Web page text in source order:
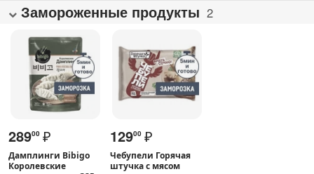
Замороженные продукты 2
28900 ₽
Дамплинги Bibigo
Королевские
12900 ₽
Чебупели Горячая
штучка с мясом